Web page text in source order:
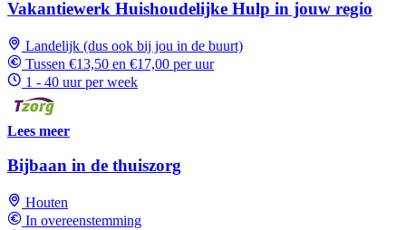
Vakantiewerk Huishoudelijke Hulp in jouw regio
Landelijk (dus ook bij jou in de buurt)
Tussen €13,50 en €17,00 per uur
1 - 40 uur per week
Lees meer
Bijbaan in de thuiszorg
Houten
In overeenstemming